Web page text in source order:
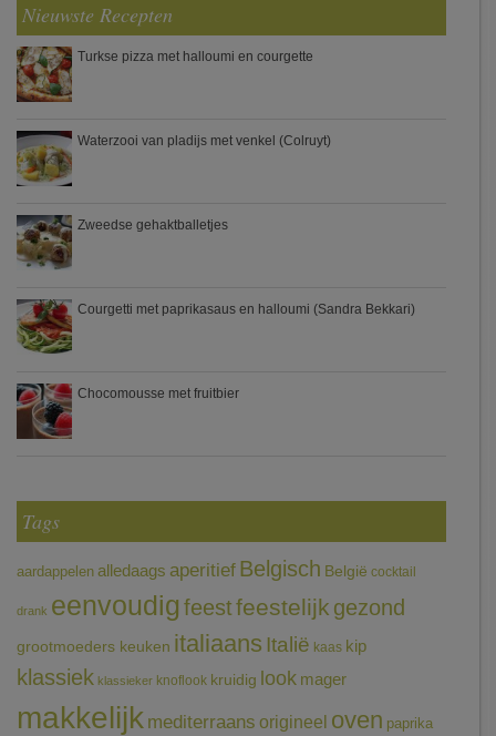
Nieuwste Recepten
Turkse pizza met halloumi en courgette
Waterzooi van pladijs met venkel (Colruyt)
Zweedse gehaktballetjes
Courgetti met paprikasaus en halloumi (Sandra Bekkari)
Chocomousse met fruitbier
Tags
aardappelen alledaags aperitief Belgisch België cocktail
drank eenvoudigfeestfeestelijk gezond
grootmoeders keuken italiaans Italië kaas kip
klassiek klassieker knoflook kruidig look mager
makkelijk mediterraans origineel oven paprika